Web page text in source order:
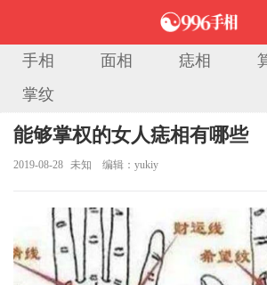
手相 面相 痣相
掌纹
当前位置：
能够掌权的女人痣相有哪些
2019-08-28 未知 编辑：yukiy